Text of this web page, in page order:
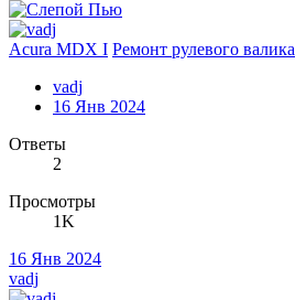
Acura MDX I Ремонт рулевого валика
vadj
16 Янв 2024
Ответы
2
Просмотры
1K
16 Янв 2024
vadj